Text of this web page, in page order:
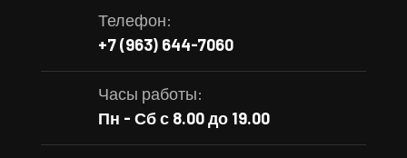
Телефон:
+7 (963) 644-7060
Часы работы:
Пн - Сб с 8.00 до 19.00